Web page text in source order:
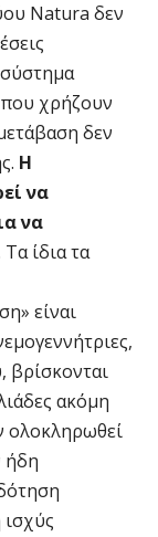
Natura δεν
χρήζουν
δεν
Η
να
να
Τα ίδια τα
είναι
βρίσκονται
ακόμη
ολοκληρωθεί
ήδη